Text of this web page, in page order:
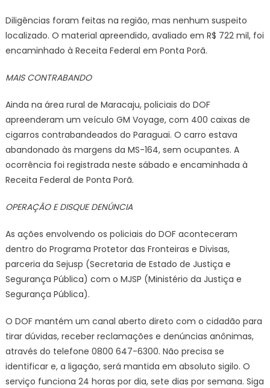
em
Maracaju
Diligências foram feitas na região, mas nenhum suspeito
localizado. O material apreendido, avaliado em R$ 722 mil, foi
encaminhado à Receita Federal em Ponta Porã.
MAIS CONTRABANDO
Ainda na área rural de Maracaju, policiais do DOF
apreenderam um veículo GM Voyage, com 400 caixas de
cigarros contrabandeados do Paraguai. O carro estava
abandonado às margens da MS-164, sem ocupantes. A
ocorrência foi registrada neste sábado e encaminhada à
Receita Federal de Ponta Porã.
OPERAÇÃO E DISQUE DENÚNCIA
As ações envolvendo os policiais do DOF aconteceram
dentro do Programa Protetor das Fronteiras e Divisas,
parceria da Sejusp (Secretaria de Estado de Justiça e
Segurança Pública) com o MJSP (Ministério da Justiça e
Segurança Pública).
O DOF mantém um canal aberto direto com o cidadão para
tirar dúvidas, receber reclamações e denúncias anônimas,
através do telefone 0800 647-6300. Não precisa se
identificar e, a ligação, será mantida em absoluto sigilo. O
serviço funciona 24 horas por dia, sete dias por semana. Siga